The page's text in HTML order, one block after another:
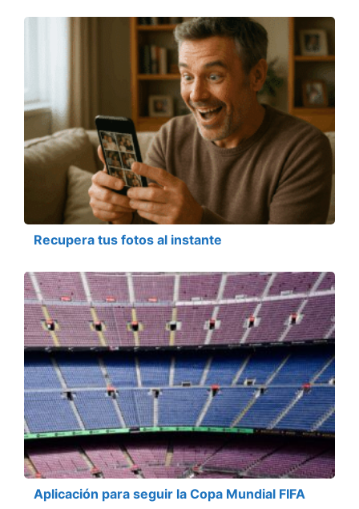
Recupera tus fotos al instante
Aplicación para seguir la Copa Mundial FIFA